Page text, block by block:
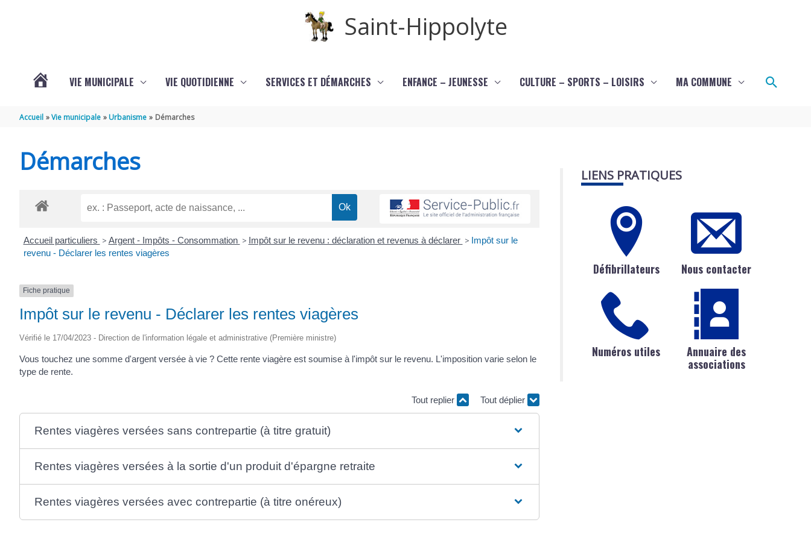
Saint-Hippolyte
SAINT-
HIPPOLYTE
(17430)
VIE MUNICIPALE VIE QUOTIDIENNE SERVICES ET DÉMARCHES ENFANCE – JEUNESSE CULTURE – SPORTS – LOISIRS MA COMMUNE
Accueil Vie municipale Urbanisme Démarches
Démarches
Accueil particuliers > Argent - Impôts - Consommation > Impôt sur le revenu : déclaration et revenus à déclarer > Impôt sur le
revenu - Déclarer les rentes viagères
Fiche pratique
Impôt sur le revenu - Déclarer les rentes viagères
Vérifié le 17/04/2023 - Direction de l'information légale et administrative (Première ministre)
Vous touchez une somme d'argent versée à vie ? Cette rente viagère est soumise à l'impôt sur le revenu. L'imposition varie selon le
type de rente.
Tout replier Tout déplier
Rentes viagères versées sans contrepartie (à titre gratuit)
Rentes viagères versées à la sortie d'un produit d'épargne retraite
Rentes viagères versées avec contrepartie (à titre onéreux)
LIENS PRATIQUES
Défibrillateurs Nous contacter
Numéros utiles
Annuaire des
associations